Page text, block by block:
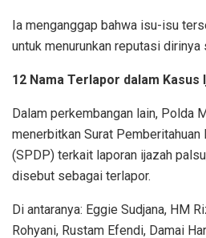
Ia menganggap bahwa isu-isu
untuk menurunkan reputasi dirinya
12 Nama Terlapor dalam Kasus
Dalam perkembangan lain, Polda
menerbitkan Surat
(SPDP) terkait laporan ijazah
disebut sebagai terlapor.
Di antaranya: Eggie Sudjana, HM
Rohyani, Rustam Efendi, Damai